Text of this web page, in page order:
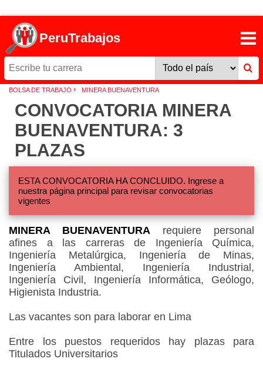
PeruTrabajos
BOLSA DE TRABAJO › MINERA BUENAVENTURA
CONVOCATORIA MINERA
BUENAVENTURA: 3
PLAZAS
ESTA CONVOCATORIA HA CONCLUIDO. Ingrese a
nuestra página principal para revisar convocatorias
vigentes
MINERA BUENAVENTURA requiere personal
afines a las carreras de Ingeniería Química,
Ingeniería Metalúrgica, Ingeniería de Minas,
Ingeniería Ambiental, Ingeniería Industrial,
Ingeniería Civil, Ingeniería Informática, Geólogo,
Higienista Industria.
Las vacantes son para laborar en Lima
Entre los puestos requeridos hay plazas para
Titulados Universitarios